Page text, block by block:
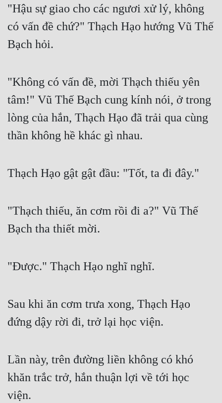
Truyện ngắn
Xa Lộ Dịch
Cạnh Kỹ
Cổ Tiên Hiệp
Cổ Đại
Du Hí
Dị Giới
Huyền Nghi
Huyền Ảo
Hệ Thống
Học Đường
Khoa Huyễn
"Hậu sự giao cho các ngươi xử lý, không
có vấn đề chứ?" Thạch Hạo hướng Vũ Thế
Bạch hỏi.
"Không có vấn đề, mời Thạch thiếu yên
tâm!" Vũ Thế Bạch cung kính nói, ở trong
lòng của hắn, Thạch Hạo đã trải qua cùng
thần không hề khác gì nhau.
Thạch Hạo gật gật đầu: "Tốt, ta đi đây."
"Thạch thiếu, ăn cơm rồi đi a?" Vũ Thế
Bạch tha thiết mời.
"Được." Thạch Hạo nghĩ nghĩ.
Sau khi ăn cơm trưa xong, Thạch Hạo
đứng dậy rời đi, trở lại học viện.
Lần này, trên đường liền không có khó
khăn trắc trở, hắn thuận lợi về tới học
viện.